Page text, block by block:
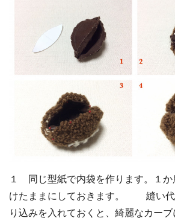
１ 同じ型紙で内袋を作ります。１か
けたままにしておきます。 縫い代
り込みを入れておくと、綺麗なカーブ